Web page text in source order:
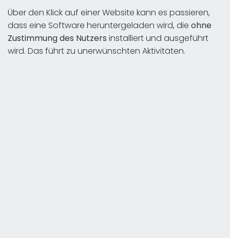
Über den Klick auf einer Website kann es passieren,
dass eine Software heruntergeladen wird, die ohne
Zustimmung des Nutzers installiert und ausgeführt
wird. Das führt zu unerwünschten Aktivitäten.